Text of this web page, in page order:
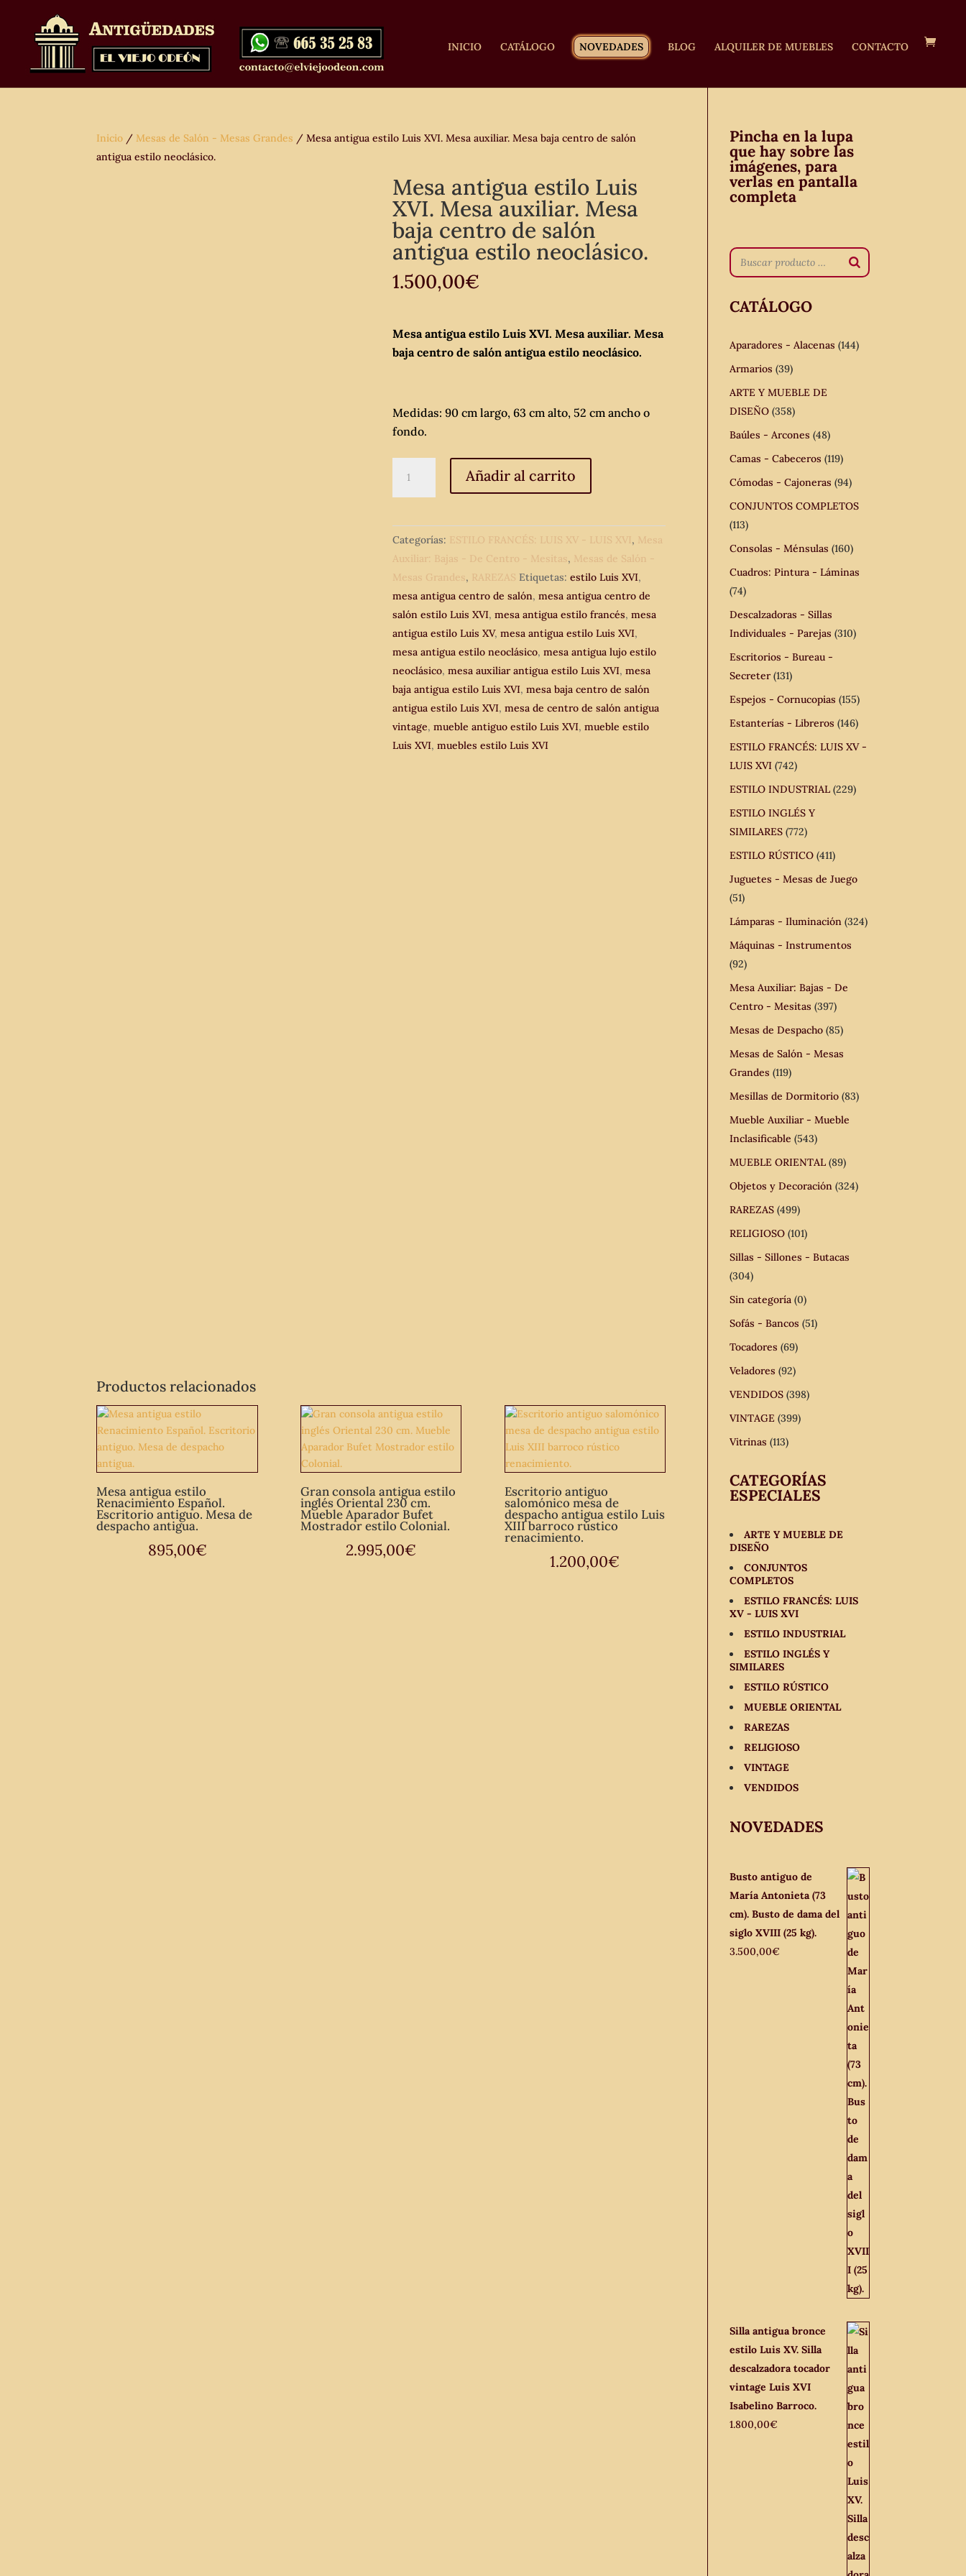
INICIO CATÁLOGO NOVEDADES BLOG ALQUILER DE MUEBLES CONTACTO
Inicio / Mesas de Salón - Mesas Grandes / Mesa antigua estilo Luis XVI. Mesa auxiliar. Mesa baja centro de salón
antigua estilo neoclásico.
Mesa antigua estilo Luis
XVI. Mesa auxiliar. Mesa
baja centro de salón
antigua estilo neoclásico.
1.500,00€
Mesa antigua estilo Luis XVI. Mesa auxiliar. Mesa
baja centro de salón antigua estilo neoclásico.
Medidas: 90 cm largo, 63 cm alto, 52 cm ancho o
fondo.
antigua
Luis
XVI.
Mesa
auxiliar.
Mesa
baja
centro
de
salón
antigua
estilo
neoclásico.
cantidad
Añadir al carrito
Categorías: ESTILO FRANCÉS: LUIS XV - LUIS XVI, Mesa
Auxiliar: Bajas - De Centro - Mesitas, Mesas de Salón -
Mesas Grandes, RAREZAS Etiquetas:estilo Luis XVI,
mesa antigua centro de salón,mesa antigua centro de
salón estilo Luis XVI,mesa antigua estilo francés,mesa
antigua estilo Luis XV,mesa antigua estilo Luis XVI,
mesa antigua estilo neoclásico,mesa antigua lujo estilo
neoclásico,mesa auxiliar antigua estilo Luis XVI,mesa
baja antigua estilo Luis XVI,mesa baja centro de salón
antigua estilo Luis XVI,mesa de centro de salón antigua
vintage,mueble antiguo estilo Luis XVI,mueble estilo
Luis XVI,muebles estilo Luis XVI
Productos relacionados
Mesa antigua estilo
Renacimiento Español.
Escritorio antiguo. Mesa de
despacho antigua.
895,00€
Gran consola antigua estilo
inglés Oriental 230 cm.
Mueble Aparador Bufet
Mostrador estilo Colonial.
2.995,00€
Escritorio antiguo
salomónico mesa de
despacho antigua estilo Luis
XIII barroco rústico
renacimiento.
1.200,00€
Pincha en la lupa
que hay sobre las
imágenes, para
verlas en pantalla
completa
CATÁLOGO
Aparadores - Alacenas (144)
Armarios (39)
ARTE Y MUEBLE DE
DISEÑO (358)
Baúles - Arcones (48)
Camas - Cabeceros (119)
Cómodas - Cajoneras (94)
CONJUNTOS COMPLETOS
(113)
Consolas - Ménsulas (160)
Cuadros: Pintura - Láminas
(74)
Descalzadoras - Sillas
Individuales - Parejas (310)
Escritorios - Bureau -
Secreter (131)
Espejos - Cornucopias (155)
Estanterías - Libreros (146)
ESTILO FRANCÉS: LUIS XV -
LUIS XVI (742)
ESTILO INDUSTRIAL (229)
ESTILO INGLÉS Y
SIMILARES (772)
ESTILO RÚSTICO (411)
Juguetes - Mesas de Juego
(51)
Lámparas - Iluminación (324)
Máquinas - Instrumentos
(92)
Mesa Auxiliar: Bajas - De
Centro - Mesitas (397)
Mesas de Despacho (85)
Mesas de Salón - Mesas
Grandes (119)
Mesillas de Dormitorio (83)
Mueble Auxiliar - Mueble
Inclasificable (543)
MUEBLE ORIENTAL (89)
Objetos y Decoración (324)
RAREZAS (499)
RELIGIOSO (101)
Sillas - Sillones - Butacas
(304)
Sin categoría (0)
Sofás - Bancos (51)
Tocadores (69)
Veladores (92)
VENDIDOS (398)
VINTAGE (399)
Vitrinas (113)
CATEGORÍAS
ESPECIALES
ARTE Y MUEBLE DE
DISEÑO
CONJUNTOS
COMPLETOS
ESTILO FRANCÉS: LUIS
XV - LUIS XVI
ESTILO INDUSTRIAL
ESTILO INGLÉS Y
SIMILARES
ESTILO RÚSTICO
MUEBLE ORIENTAL
RAREZAS
RELIGIOSO
VINTAGE
VENDIDOS
NOVEDADES
Busto antiguo de
María Antonieta (73
cm). Busto de dama del
siglo XVIII (25 kg).
3.500,00€
Silla antigua bronce
estilo Luis XV. Silla
descalzadora tocador
vintage Luis XVI
Isabelino Barroco.
1.800,00€